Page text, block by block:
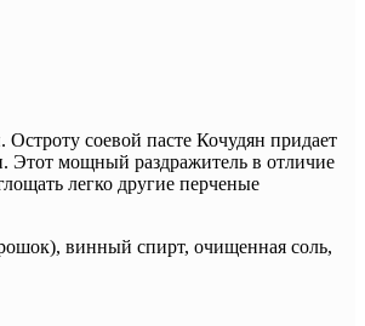
Остроту соевой пасте Кочудян придает
Этот мощный раздражитель в отличие
легко другие перченые
винный спирт, очищенная соль,